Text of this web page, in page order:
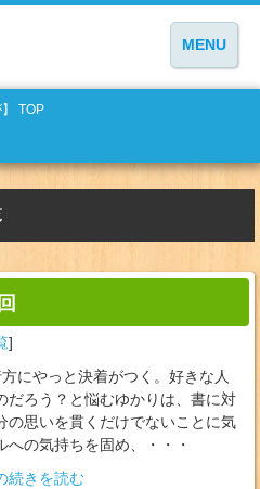
MENU
TOP
]
にやっと決着がつく。好きな人
だろう？と悩むゆかりは、書に対
の思いを貫くだけでないことに気
の気持ちを固め、・・・
続きを読む